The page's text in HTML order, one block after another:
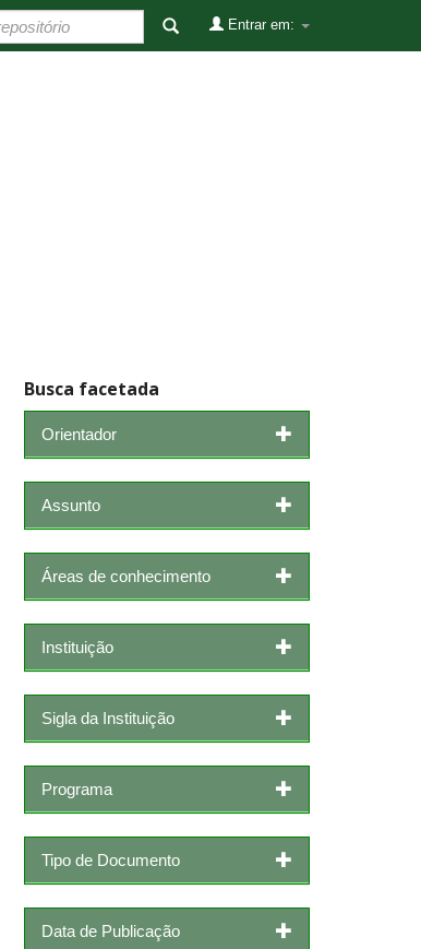
Entrar em:
Busca facetada
Orientador
Assunto
Áreas de conhecimento
Instituição
Sigla da Instituição
Programa
Tipo de Documento
Data de Publicação